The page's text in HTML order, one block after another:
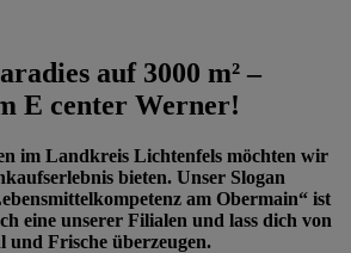
auf 3000 m² –
E center Werner!
im Landkreis Lichtenfels möchten wir
bieten. Unser Slogan
am Obermain“ ist
eine unserer Filialen und lass dich von
und Frische überzeugen.